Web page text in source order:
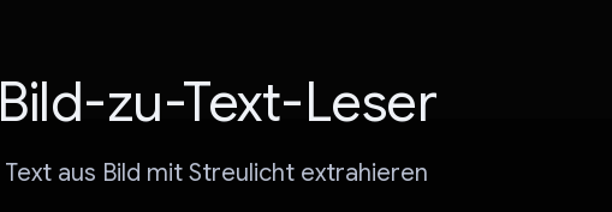
Bild-zu-Text-Leser
Text aus Bild mit Streulicht extrahieren